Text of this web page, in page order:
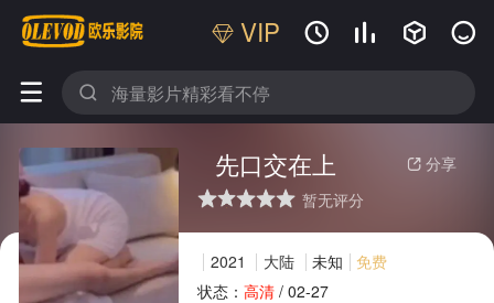
VIP    
 
 分享
先口交在上
很差较差还行 暂无评分
2021 大陆 未知
免费
状态： 高清/ 02-27